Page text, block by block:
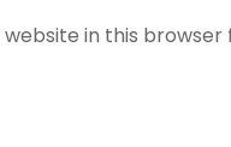
website in this